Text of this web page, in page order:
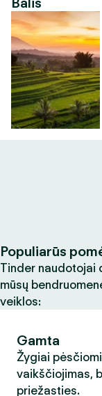
Populiarūs
Tinder naudotojai
mūsų
veiklos:
Gamta
Žygiai
vaikščiojimas,
priežasties.